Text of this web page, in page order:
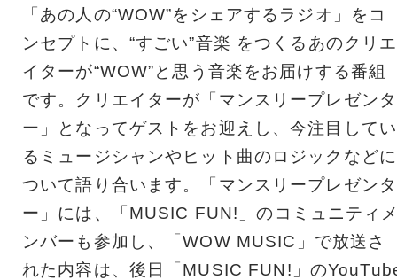
「あの人の“WOW”をシェアするラジオ」をコ
ンセプトに、“すごい”音楽 をつくるあのクリエ
イターが“WOW”と思う音楽をお届けする番組
です。クリエイターが「マンスリープレゼンタ
ー」となってゲストをお迎えし、今注目してい
るミュージシャンやヒット曲のロジックなどに
ついて語り合います。「マンスリープレゼンタ
ー」には、「MUSIC FUN!」のコミュニティ
ンバーも参加し、「WOW MUSIC」で放送さ
れた内容は、後日「MUSIC FUN!」の